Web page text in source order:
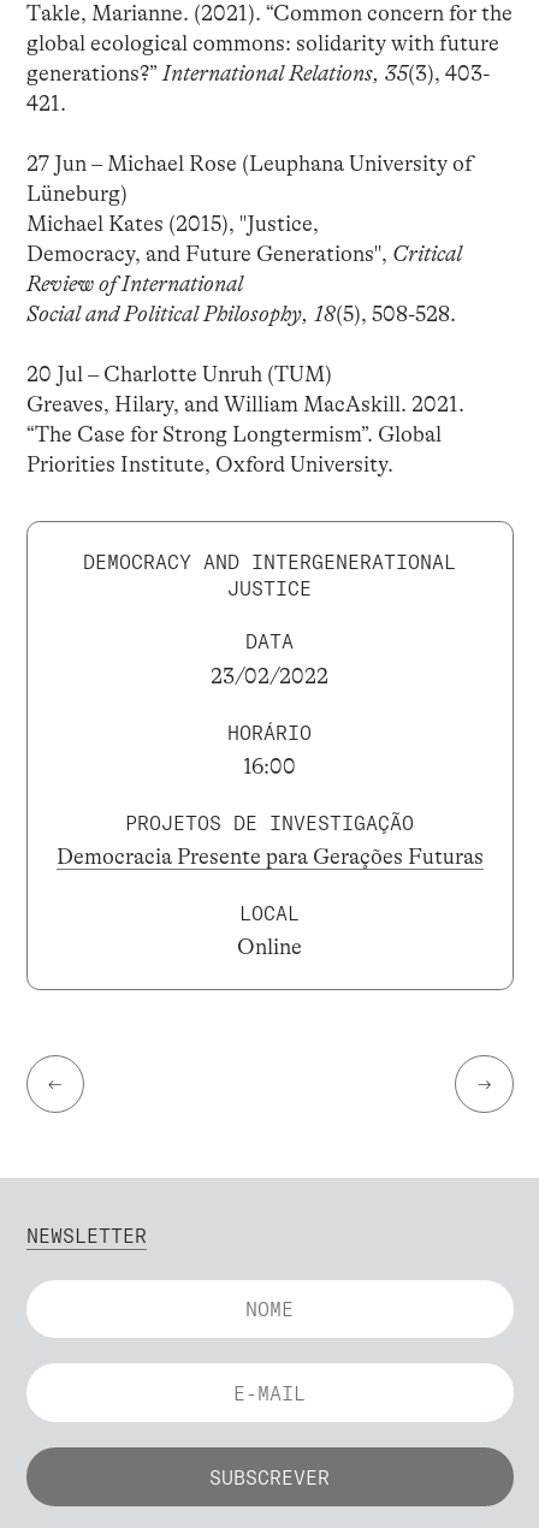
Takle, Marianne. (2021). “Common concern for the
global ecological commons: solidarity with future
generations?” International Relations, 35(3), 403-
421.
27 Jun – Michael Rose (Leuphana University of
Lüneburg)
Michael Kates (2015), "Justice,
Democracy, and Future Generations", Critical
Review of International
Social and Political Philosophy, 18(5), 508-528.
20 Jul – Charlotte Unruh (TUM)
Greaves, Hilary, and William MacAskill. 2021.
“The Case for Strong Longtermism”. Global
Priorities Institute, Oxford University.
DEMOCRACY AND INTERGENERATIONAL
JUSTICE
DATA
23/02/2022
HORÁRIO
16:00
PROJETOS DE INVESTIGAÇÃO
Democracia Presente para Gerações Futuras
LOCAL
Online
← →
NEWSLETTER